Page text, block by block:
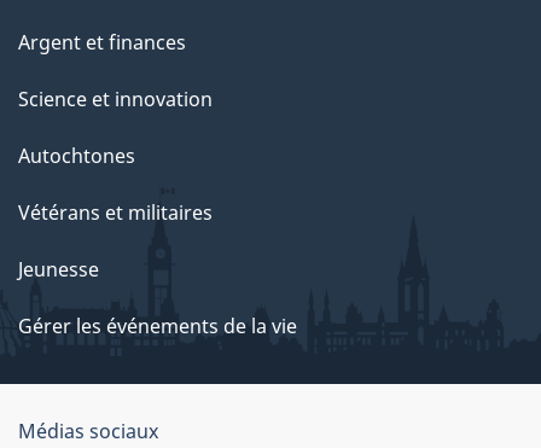
Argent et finances
Science et innovation
Autochtones
Vétérans et militaires
Jeunesse
Gérer les événements de la vie
Organisation
Médias sociaux